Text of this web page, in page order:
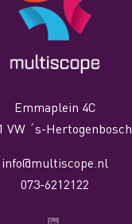
Emmaplein 4C
VW ´s-Hertogenbosch
info@multiscope.nl
073-6212122